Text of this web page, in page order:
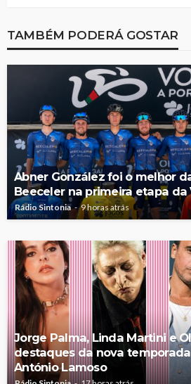
TAMBÉM PODERÁ GOSTAR
Abner González foi o melhor
Beeceler na primeira etapa
Rádio Sintonia 9 horas atrás
Jorge Palma, Linda Martini e
destaques da nova
António Lamoso